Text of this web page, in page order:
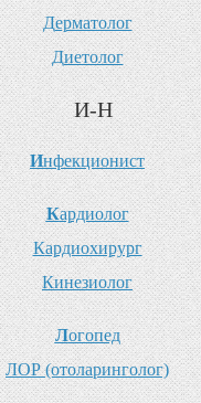
Дерматолог
Диетолог
И-Н
Инфекционист
Кардиолог
Кардиохирург
Кинезиолог
Логопед
ЛОР (отоларинголог)